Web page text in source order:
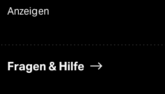
Anzeigen
Fragen & Hilfe